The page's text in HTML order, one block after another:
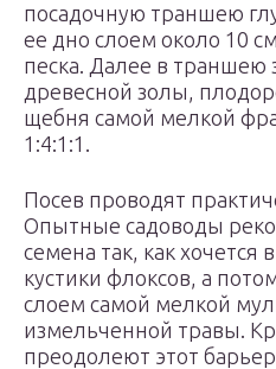
посадочную траншею
ее дно слоем около 10
песка. Далее в траншею
древесной золы,
щебня самой мелкой
1:4:1:1.
Посев проводят
Опытные садоводы
семена так, как хочется
кустики флоксов, а
слоем самой мелкой
измельченной травы.
преодолеют этот